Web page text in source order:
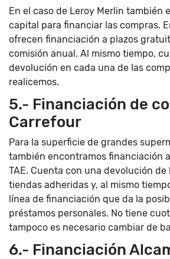
En el caso de Leroy Merlin también
capital para financiar las compras.
ofrecen financiación a plazos
comisión anual. Al mismo tiempo,
devolución en cada una de las
realicemos.
5.- Financiación de
Carrefour
Para la superficie de grandes
también encontramos financiación
TAE. Cuenta con una devolución de
tiendas adheridas y, al mismo
línea de financiación que da la
préstamos personales. No tiene
tampoco es necesario cambiar de
6.- Financiación